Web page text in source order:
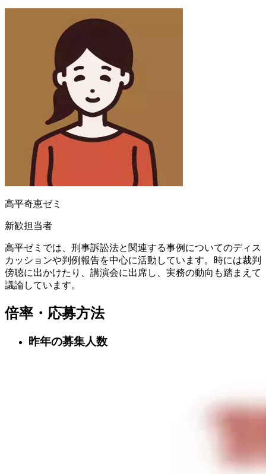
高平奇恵ゼミ
新歓担当者
高平ゼミでは、刑事訴訟法と関連する事例についてのディス
カッションや判例報告を中心に活動しています。時には裁判
傍聴に出かけたり、講演会に出席し、実務の動向も踏まえて
議論しています。
倍率・応募方法
昨年の募集人数